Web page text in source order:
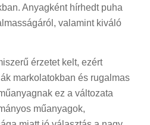
Anyagként hírhedt puha
valamint kiváló
érzetet kelt, ezért
markolatokban és rugalmas
ez a változata
műanyagok,